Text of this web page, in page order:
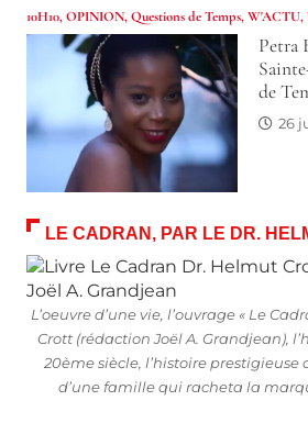
10H10,OPINION,Questions de Temps,W'ACTU,
Petra
de
26
LE CADRAN, PAR LE DR.
L’oeuvre d’une vie, l’ouvrage « Le
Crott (rédaction Joël A. Grandjean),
20ème siècle, l’histoire prestigieuse
d’une famille qui racheta la